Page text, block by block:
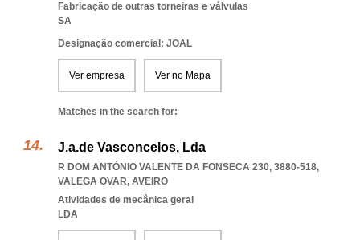
Fabricação de outras torneiras e válvulas
SA
Designação comercial: JOAL
Ver empresa Ver no Mapa
Matches in the search for:
J.a.de Vasconcelos, Lda
R DOM ANTÓNIO VALENTE DA FONSECA 230, 3880-518,
VALEGA OVAR, AVEIRO
Atividades de mecânica geral
LDA